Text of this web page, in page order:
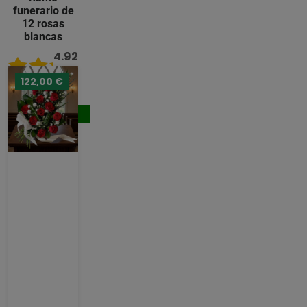
funerario de
12 rosas
blancas
4.92
/ 5
122,00 €
Comprar
122,00 €